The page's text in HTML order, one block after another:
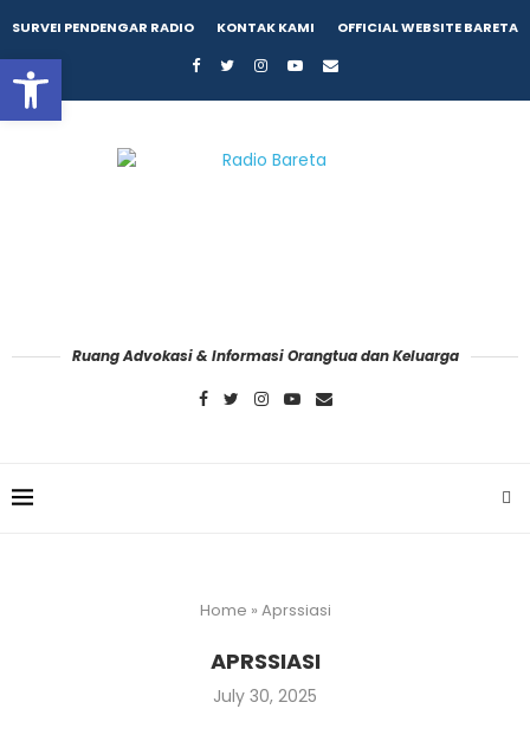
SURVEI PENDENGAR RADIO KONTAK KAMI OFFICIAL WEBSITE BARETA
Ruang Advokasi & Informasi Orangtua dan Keluarga
Home » Aprssiasi
APRSSIASI
July 30, 2025
Open toolbar